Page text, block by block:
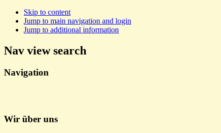
Skip to content
Jump to main navigation and login
Jump to additional information
Nav view search
Navigation
Wir über uns